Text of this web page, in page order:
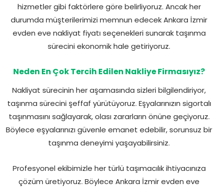
hizmetler gibi faktörlere göre belirliyoruz. Ancak her
durumda müşterilerimizi memnun edecek Ankara İzmir
evden eve nakliyat fiyatı seçenekleri sunarak taşınma
sürecini ekonomik hale getiriyoruz.
Neden En Çok Tercih Edilen Nakliye Firmasıyız?
Nakliyat sürecinin her aşamasında sizleri bilgilendiriyor,
taşınma sürecini şeffaf yürütüyoruz. Eşyalarınızın sigortalı
taşınmasını sağlayarak, olası zararların önüne geçiyoruz.
Böylece eşyalarınızı güvenle emanet edebilir, sorunsuz bir
taşınma deneyimi yaşayabilirsiniz.
Profesyonel ekibimizle her türlü taşımacılık ihtiyacınıza
çözüm üretiyoruz. Böylece Ankara İzmir evden eve